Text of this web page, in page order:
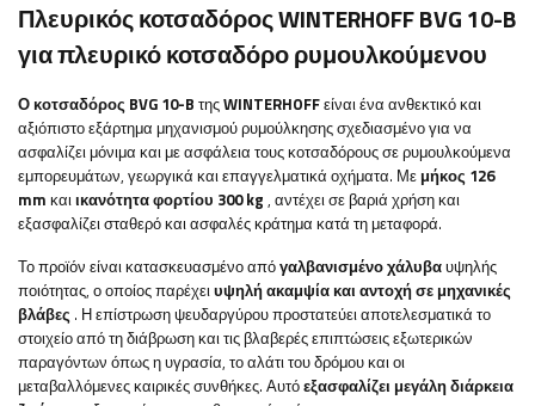
Πλευρικός κοτσαδόρος WINTERHOFF BVG 10-B
για πλευρικό κοτσαδόρο ρυμουλκούμενου
Ο κοτσαδόρος BVG 10-B τηςWINTERHOFFείναι ένα ανθεκτικό και
αξιόπιστο εξάρτημα μηχανισμού ρυμούλκησης σχεδιασμένο για να
ασφαλίζει μόνιμα και με ασφάλεια τους κοτσαδόρους σε ρυμουλκούμενα
εμπορευμάτων, γεωργικά και επαγγελματικά οχήματα. Με μήκος 126
mm καιικανότητα φορτίου 300 kg , αντέχει σε βαριά χρήση και
εξασφαλίζει σταθερό και ασφαλές κράτημα κατά τη μεταφορά.
Το προϊόν είναι κατασκευασμένο απόγαλβανισμένο χάλυβαυψηλής
ποιότητας, ο οποίος παρέχειυψηλή ακαμψία και αντοχή σε μηχανικές
βλάβες . Η επίστρωση ψευδαργύρου προστατεύει αποτελεσματικά το
στοιχείο από τη διάβρωση και τις βλαβερές επιπτώσεις εξωτερικών
παραγόντων όπως η υγρασία, το αλάτι του δρόμου και οι
μεταβαλλόμενες καιρικές συνθήκες. Αυτόεξασφαλίζει μεγάλη διάρκεια